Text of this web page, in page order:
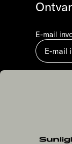
E-mail
Door in te